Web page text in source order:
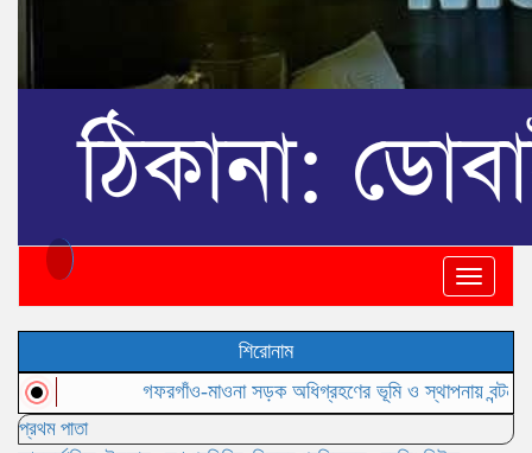
Toggle
শিরোনাম
গফরগাঁও-মাওনা সড়ক অধিগ্রহণের ভূমি ও স্থাপনায় বন্টন বাণিজ্য মদনে
প্রথম পাতা